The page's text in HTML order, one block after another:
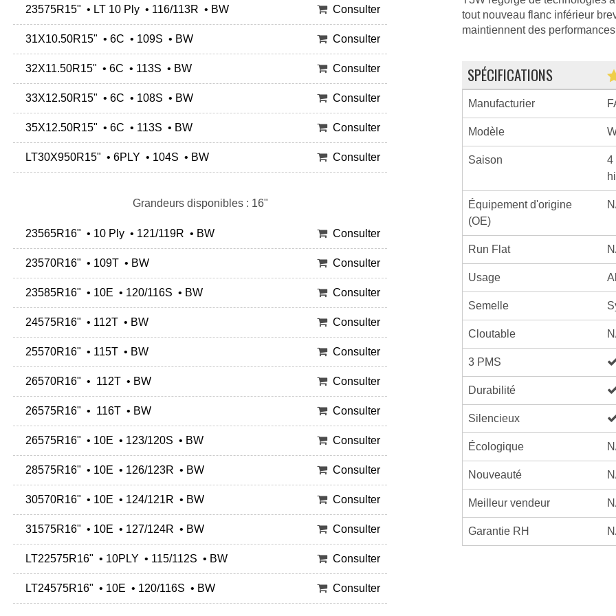
23575R15" • LT 10 Ply • 116/113R • BW Consulter
31X10.50R15" • 6C • 109S • BW Consulter
32X11.50R15" • 6C • 113S • BW Consulter
33X12.50R15" • 6C • 108S • BW Consulter
35X12.50R15" • 6C • 113S • BW Consulter
LT30X950R15" • 6PLY • 104S • BW Consulter
Grandeurs disponibles : 16"
23565R16" • 10 Ply • 121/119R • BW Consulter
23570R16" • 109T • BW Consulter
23585R16" • 10E • 120/116S • BW Consulter
24575R16" • 112T • BW Consulter
25570R16" • 115T • BW Consulter
26570R16" • 112T • BW Consulter
26575R16" • 116T • BW Consulter
26575R16" • 10E • 123/120S • BW Consulter
28575R16" • 10E • 126/123R • BW Consulter
30570R16" • 10E • 124/121R • BW Consulter
31575R16" • 10E • 127/124R • BW Consulter
LT22575R16" • 10PLY • 115/112S • BW Consulter
LT24575R16" • 10E • 120/116S • BW Consulter
tout nouveau flanc inférieur
maintiennent des
SPÉCIFICATIONS
Manufacturier
Modèle
Saison
4
Équipement d'origine
(OE)
Run Flat
Usage
Semelle
Cloutable
3 PMS
Durabilité
Silencieux
Écologique
Nouveauté
Meilleur vendeur
Garantie RH